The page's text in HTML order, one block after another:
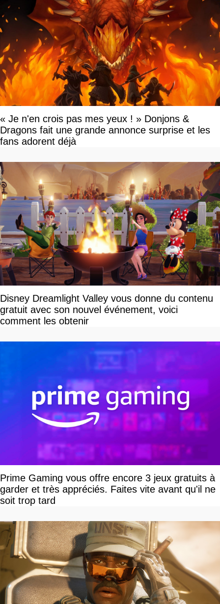
« Je n'en crois pas mes yeux ! » Donjons &
Dragons fait une grande annonce surprise et les
fans adorent déjà
Disney Dreamlight Valley vous donne du contenu
gratuit avec son nouvel événement, voici
comment les obtenir
Prime Gaming vous offre encore 3 jeux gratuits à
garder et très appréciés. Faites vite avant qu'il ne
soit trop tard